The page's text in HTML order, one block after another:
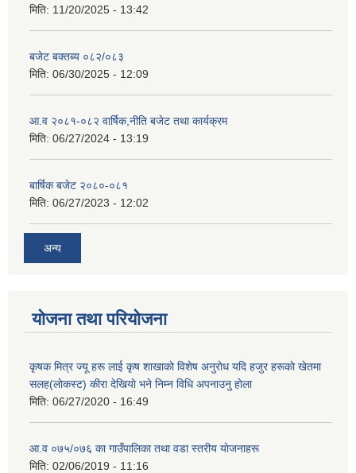
मिति: 11/20/2025 - 13:42
बजेट बक्तब्य ०८२/०८३
मिति: 06/30/2025 - 12:09
आ.व २०८१-०८२ वार्षिक,नीति बजेट तथा कार्यक्रम
मिति: 06/27/2024 - 13:19
बार्षिक बजेट २०८०-०८१
मिति: 06/27/2023 - 12:02
अन्य
योजना तथा परियोजना
कृषक मित्र ज्यू हरू लाई कृष शाखाकाे विशेष अनुराेध यदि हजुर हरूकाे खेतमा
सलह(लाेकस्ट) कीरा देखियाे भने निम्न विधि अपनाउनु हाेला
मिति: 06/27/2020 - 16:49
आ‍.व ०७५/०७६ का गाउँपालिका तथा वडा स्तरीय याेजनाहरू
मिति: 02/06/2019 - 11:16